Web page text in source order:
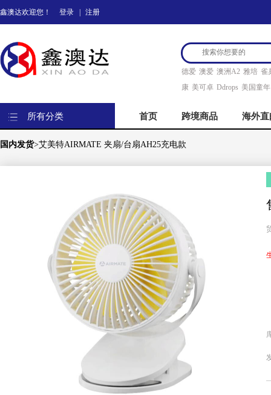
鑫澳达欢迎您！ 登录 注册
德爱 澳爱 澳洲A2 雅培 雀
康 美可卓 Ddrops 美国童年
所有分类 首页 跨境商品 海外直
国内发货>艾美特AIRMATE 夹扇/台扇AH25充电款